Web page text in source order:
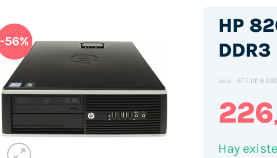
-56%
HP
SKU:
226
Hay